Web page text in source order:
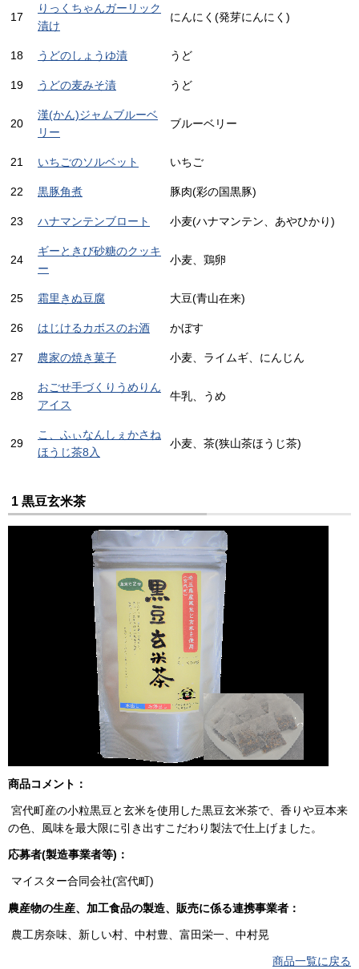
17
りっくちゃんガーリック
漬け
にんにく(発芽にんにく)
18 うどのしょうゆ漬 うど
19 うどの麦みそ漬 うど
20
漢(かん)ジャムブルーベ
リー
ブルーベリー
21 いちごのソルベット いちご
22 黒豚角煮 豚肉(彩の国黒豚)
23 ハナマンテンブロート 小麦(ハナマンテン、あやひかり)
24
ギーときび砂糖のクッキ
ー
小麦、鶏卵
25 霜里きぬ豆腐 大豆(青山在来)
26 はじけるカボスのお酒 かぼす
27 農家の焼き菓子 小麦、ライムギ、にんじん
28
おごせ手づくりうめりん
アイス
牛乳、うめ
29
こ、ふぃなんしぇかさね
ほうじ茶8入
小麦、茶(狭山茶ほうじ茶)
1 黒豆玄米茶
商品コメント：
宮代町産の小粒黒豆と玄米を使用した黒豆玄米茶で、香りや豆本来
の色、風味を最大限に引き出すこだわり製法で仕上げました。
応募者(製造事業者等)：
マイスター合同会社(宮代町)
農産物の生産、加工食品の製造、販売に係る連携事業者：
農工房奈味、新しい村、中村豊、富田栄一、中村晃
商品一覧に戻る